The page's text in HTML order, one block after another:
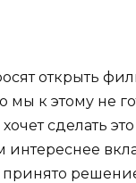
открыть
мы к этому не
сделать
интереснее
принято